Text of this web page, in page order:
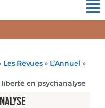
Les Revues » L’Annuel »
liberté en psychanalyse